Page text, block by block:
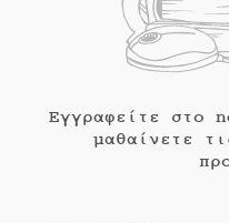
Εγγραφείτε στο
μαθαίνετε